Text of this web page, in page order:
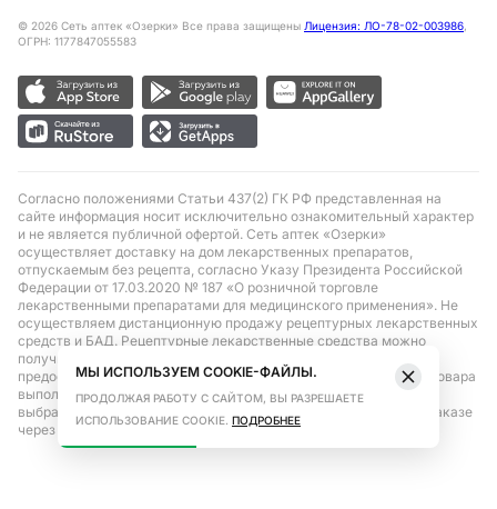
© 2026 Сеть аптек «Озерки» Все права защищены Лицензия: ЛО-78-02-003986,
ОГРН: 1177847055583
Согласно положениями Статьи 437(2) ГК РФ представленная на
сайте информация носит исключительно ознакомительный характер
и не является публичной офертой. Сеть аптек «Озерки»
осуществляет доставку на дом лекарственных препаратов,
отпускаемым без рецепта, согласно Указу Президента Российской
Федерации от 17.03.2020 № 187 «О розничной торговле
лекарственными препаратами для медицинского применения». Не
осуществляем дистанционную продажу рецептурных лекарственных
средств и БАД. Рецептурные лекарственные средства можно
получить только при помощи самовывоза в аптеке при
предоставлении рецепта, выписанного врачом. Бронирование товара
выполняется при условиях последующего выкупа заказа в
выбранном аптечном пункте. Цена действительна только при заказе
через сайт.
МЫ ИСПОЛЬЗУЕМ COOKIE-ФАЙЛЫ.
ПРОДОЛЖАЯ РАБОТУ С САЙТОМ, ВЫ РАЗРЕШАЕТЕ
ИСПОЛЬЗОВАНИЕ COOKIE. ПОДРОБНЕЕ